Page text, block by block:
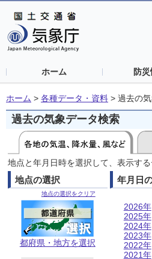
ホーム 防
ホーム > 各種データ・資料 > 過去の
過去の気象データ検索
地点と年月日時を選択して、表示す
地点の選択
地点の選択をクリア
都府県・地方を選択
年月日
2026年
2025年
2024年
2023年
2022年
2021年